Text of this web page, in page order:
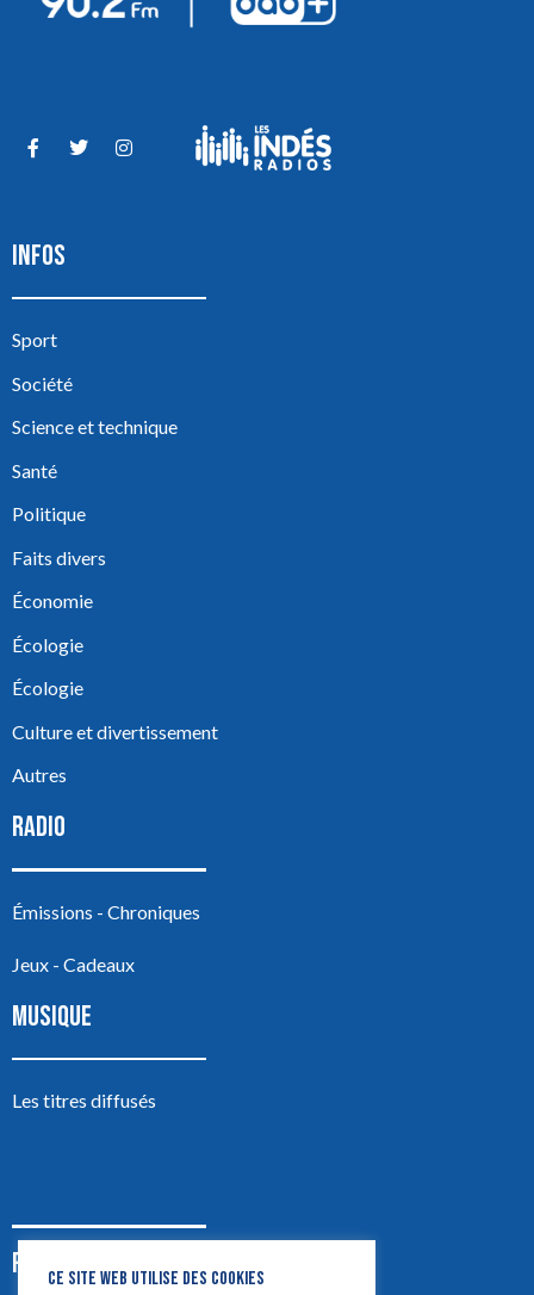
INFOS
Sport
Société
Science et technique
Santé
Politique
Faits divers
Économie
Écologie
Écologie
Culture et divertissement
Autres
RADIO
Émissions - Chroniques
Jeux - Cadeaux
MUSIQUE
Les titres diffusés
PODCASTS
CE SITE WEB UTILISE DES COOKIES